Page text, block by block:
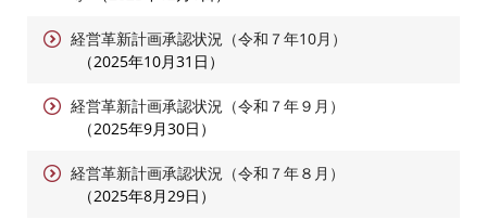
経営革新計画承認状況（令和７年10月）
2025年10月31日
経営革新計画承認状況（令和７年９月）
2025年9月30日
経営革新計画承認状況（令和７年８月）
2025年8月29日